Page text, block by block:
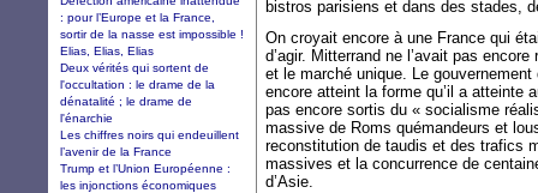
bistros parisiens et dans des stades,
On croyait encore à une France qui
d’agir. Mitterrand ne l’avait pas
et le marché unique. Le
encore atteint la forme qu’il a atteinte
pas encore sortis du « socialisme
massive de Roms quémandeurs et
reconstitution de taudis et des trafics
massives et la concurrence de
d’Asie.
: pour l’Europe et la France,
sortir de la nasse est impossible !
Elias, Elias, Elias
Deux vérités qui sortent de
l'occultation : le drame de la
dénatalité ; le drame de
l'énarchie
Les chiffres noirs qui endeuillent
l’avenir de la France
Trump et l’Union Européenne :
les injonctions économiques